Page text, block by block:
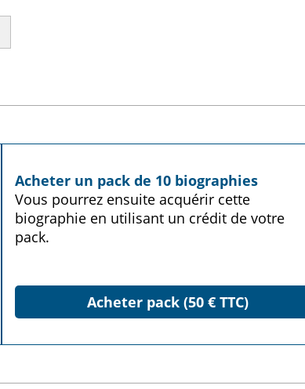
Acheter un pack de 10 biographies
Vous pourrez ensuite acquérir cette
biographie en utilisant un crédit de votre
pack.
Acheter pack (50 € TTC)